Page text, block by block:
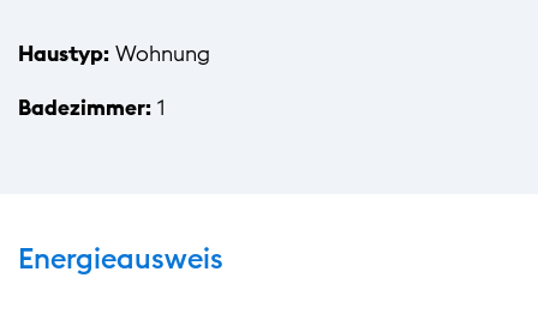
Haustyp: Wohnung
Badezimmer: 1
Energieausweis